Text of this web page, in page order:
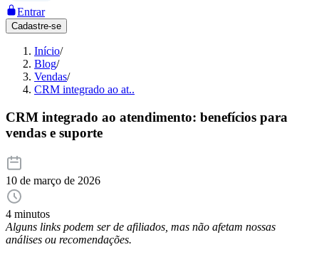
Entrar
Cadastre-se
Início/
Blog/
Vendas/
CRM integrado ao at..
CRM integrado ao atendimento: benefícios para
vendas e suporte
10 de março de 2026
4 minutos
Alguns links podem ser de afiliados, mas não afetam nossas
análises ou recomendações.